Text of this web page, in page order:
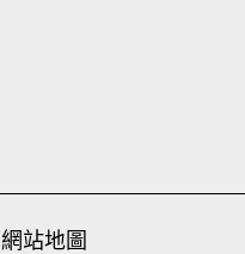
網站地圖